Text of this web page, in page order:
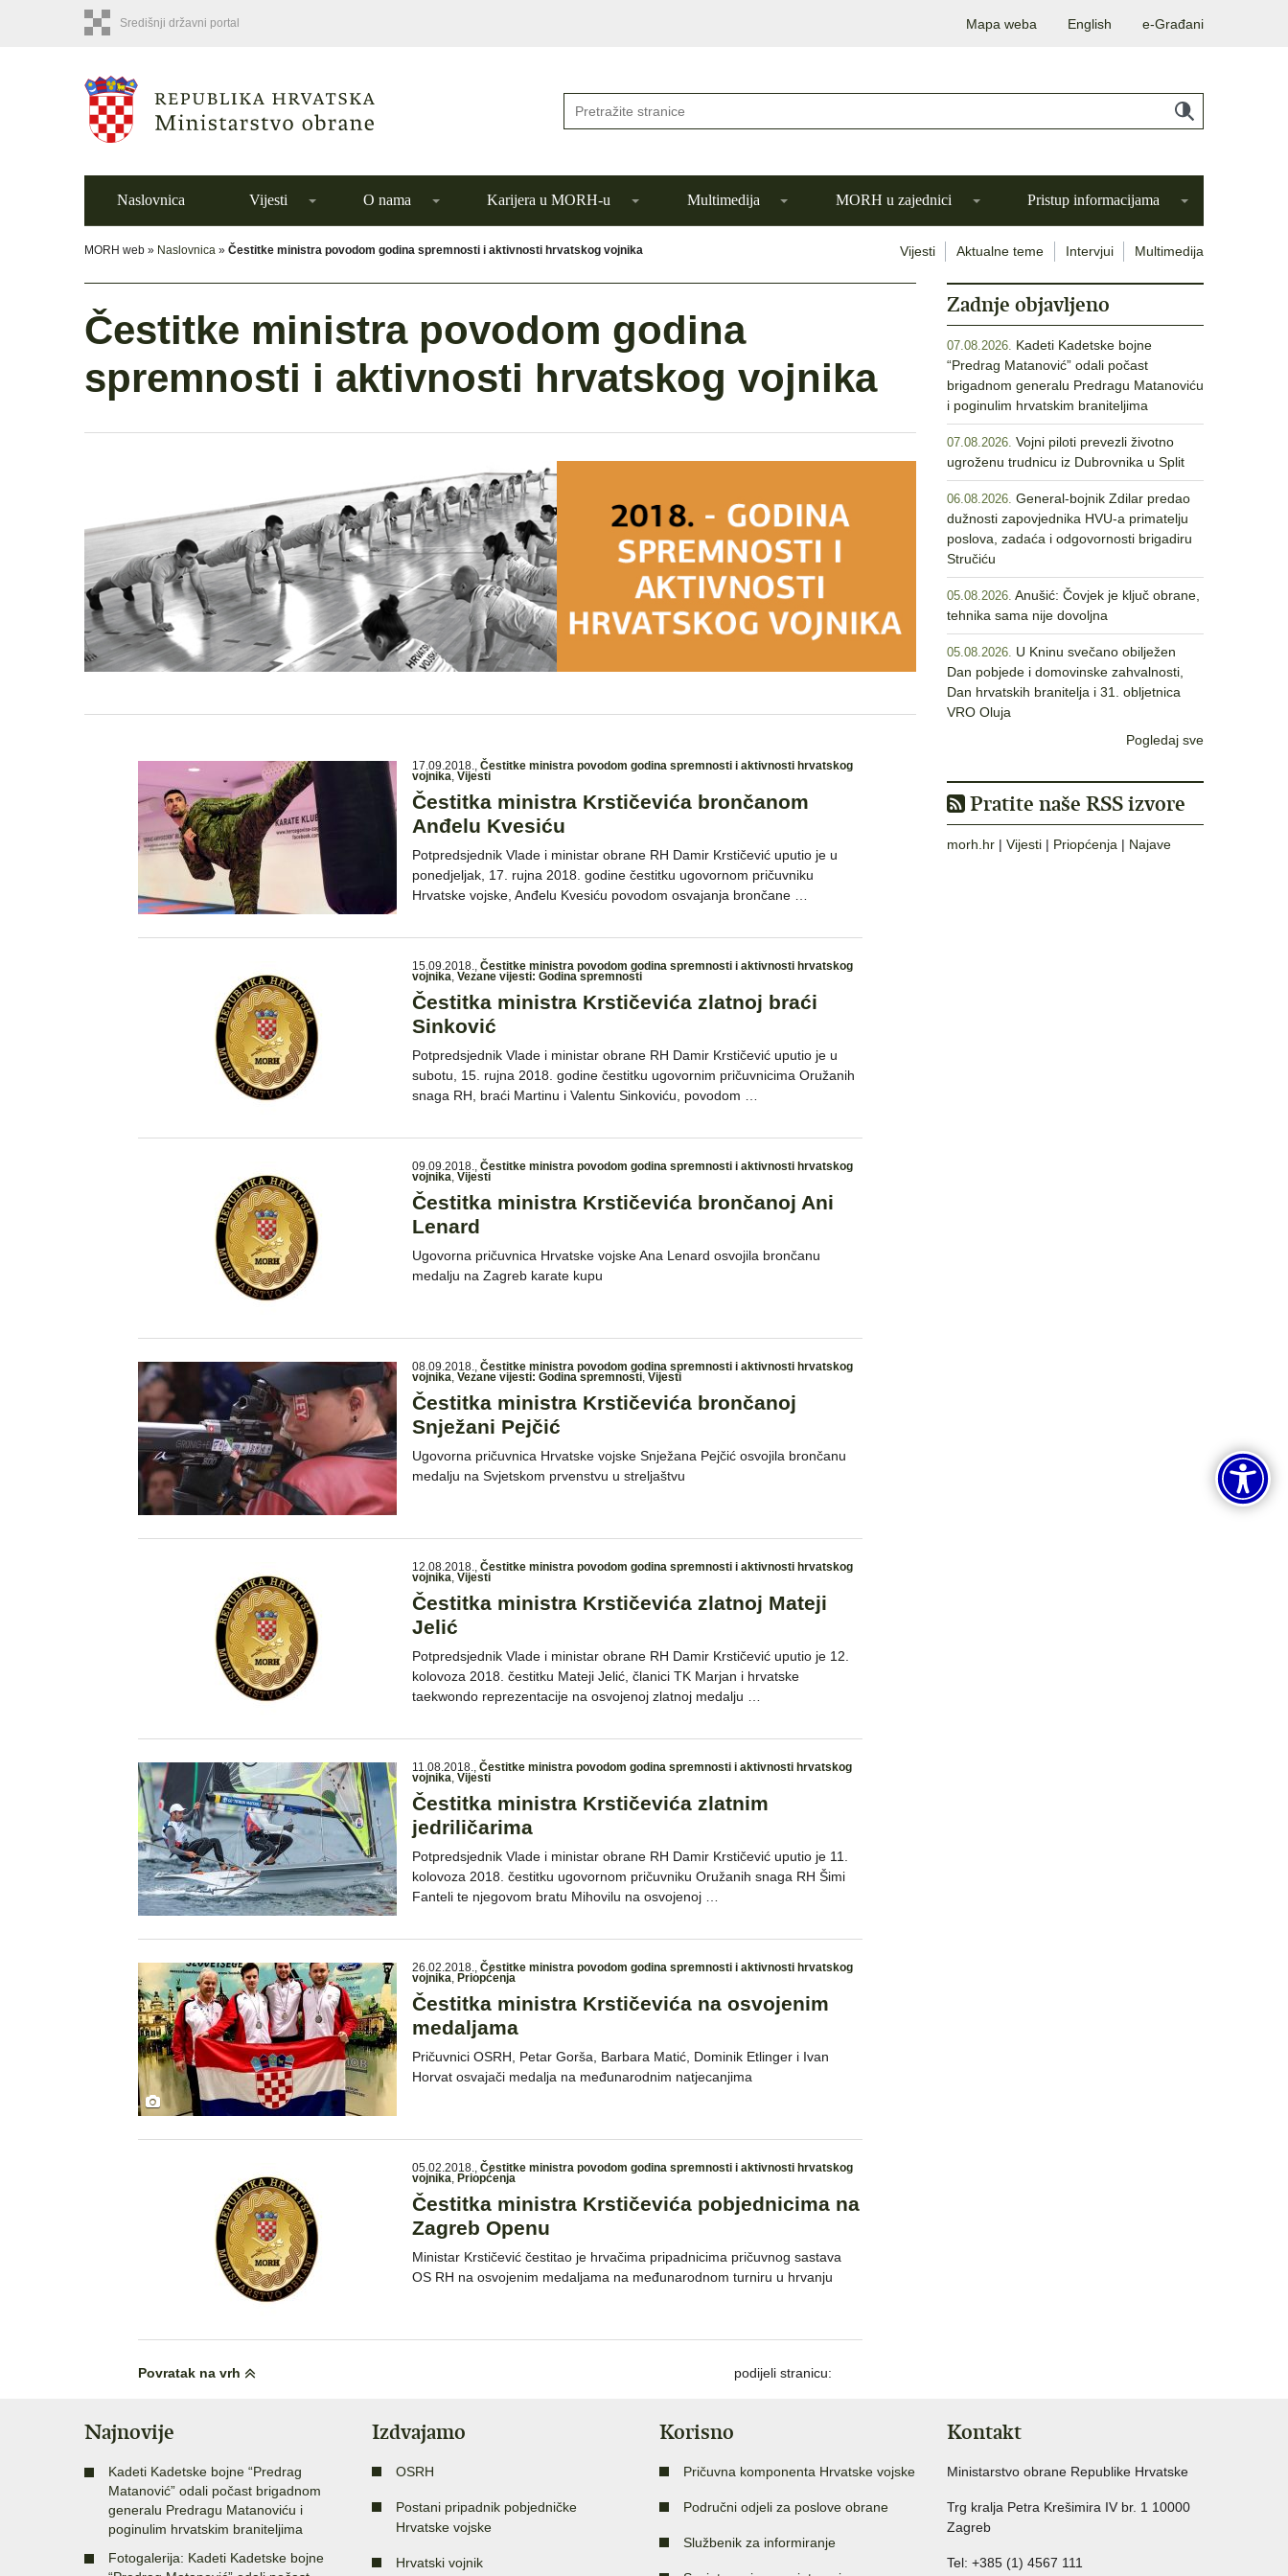
Središnji državni portal Mapa weba English e-Građani
Naslovnica Vijesti O nama Karijera u MORH-u Multimedija MORH u zajednici Pristup informacijama
MORH web » Naslovnica » Čestitke ministra povodom godina spremnosti i aktivnosti hrvatskog vojnika Vijesti Aktualne teme Intervjui Multimedija
Čestitke ministra povodom godina
spremnosti i aktivnosti hrvatskog vojnika
17.09.2018. Čestitke ministra povodom godina spremnosti i aktivnosti hrvatskog
vojnika Vijesti
Čestitka ministra Krstičevića brončanom
Anđelu Kvesiću
Potpredsjednik Vlade i ministar obrane RH Damir Krstičević uputio je u
ponedjeljak, 17. rujna 2018. godine čestitku ugovornom pričuvniku
Hrvatske vojske, Anđelu Kvesiću povodom osvajanja brončane …
15.09.2018. Čestitke ministra povodom godina spremnosti i aktivnosti hrvatskog
vojnika Vezane vijesti: Godina spremnosti
Čestitka ministra Krstičevića zlatnoj braći
Sinković
Potpredsjednik Vlade i ministar obrane RH Damir Krstičević uputio je u
subotu, 15. rujna 2018. godine čestitku ugovornim pričuvnicima Oružanih
snaga RH, braći Martinu i Valentu Sinkoviću, povodom …
09.09.2018. Čestitke ministra povodom godina spremnosti i aktivnosti hrvatskog
vojnika Vijesti
Čestitka ministra Krstičevića brončanoj Ani
Lenard
Ugovorna pričuvnica Hrvatske vojske Ana Lenard osvojila brončanu
medalju na Zagreb karate kupu
08.09.2018. Čestitke ministra povodom godina spremnosti i aktivnosti hrvatskog
vojnika Vezane vijesti: Godina spremnosti Vijesti
Čestitka ministra Krstičevića brončanoj
Snježani Pejčić
Ugovorna pričuvnica Hrvatske vojske Snježana Pejčić osvojila brončanu
medalju na Svjetskom prvenstvu u streljaštvu
12.08.2018. Čestitke ministra povodom godina spremnosti i aktivnosti hrvatskog
vojnika Vijesti
Čestitka ministra Krstičevića zlatnoj Mateji
Jelić
Potpredsjednik Vlade i ministar obrane RH Damir Krstičević uputio je 12.
kolovoza 2018. čestitku Mateji Jelić, članici TK Marjan i hrvatske
taekwondo reprezentacije na osvojenoj zlatnoj medalju …
11.08.2018. Čestitke ministra povodom godina spremnosti i aktivnosti hrvatskog
vojnika Vijesti
Čestitka ministra Krstičevića zlatnim
jedriličarima
Potpredsjednik Vlade i ministar obrane RH Damir Krstičević uputio je 11.
kolovoza 2018. čestitku ugovornom pričuvniku Oružanih snaga RH Šimi
Fanteli te njegovom bratu Mihovilu na osvojenoj …
26.02.2018. Čestitke ministra povodom godina spremnosti i aktivnosti hrvatskog
vojnika Priopćenja
Čestitka ministra Krstičevića na osvojenim
medaljama
Pričuvnici OSRH, Petar Gorša, Barbara Matić, Dominik Etlinger i Ivan
Horvat osvajači medalja na međunarodnim natjecanjima
05.02.2018. Čestitke ministra povodom godina spremnosti i aktivnosti hrvatskog
vojnika Priopćenja
Čestitka ministra Krstičevića pobjednicima na
Zagreb Openu
Ministar Krstičević čestitao je hrvačima pripadnicima pričuvnog sastava
OS RH na osvojenim medaljama na međunarodnom turniru u hrvanju
Povratak na vrh podijeli stranicu:
Zadnje objavljeno
07.08.2026. Kadeti Kadetske bojne
“Predrag Matanović” odali počast
brigadnom generalu Predragu Matanoviću
i poginulim hrvatskim braniteljima
07.08.2026. Vojni piloti prevezli životno
ugroženu trudnicu iz Dubrovnika u Split
06.08.2026. General-bojnik Zdilar predao
dužnosti zapovjednika HVU-a primatelju
poslova, zadaća i odgovornosti brigadiru
Stručiću
05.08.2026. Anušić: Čovjek je ključ obrane,
tehnika sama nije dovoljna
05.08.2026. U Kninu svečano obilježen
Dan pobjede i domovinske zahvalnosti,
Dan hrvatskih branitelja i 31. obljetnica
VRO Oluja
Pogledaj sve
Pratite naše RSS izvore
morh.hr | Vijesti | Priopćenja | Najave
Najnovije
Kadeti Kadetske bojne “Predrag
Matanović” odali počast brigadnom
generalu Predragu Matanoviću i
poginulim hrvatskim braniteljima
Fotogalerija: Kadeti Kadetske bojne
Izdvajamo
OSRH
Postani pripadnik pobjedničke
Hrvatske vojske
Hrvatski vojnik
Korisno
Pričuvna komponenta Hrvatske vojske
Područni odjeli za poslove obrane
Službenik za informiranje
Kontakt
Ministarstvo obrane Republike Hrvatske
Trg kralja Petra Krešimira IV br. 1 10000
Zagreb
Tel: +385 (1) 4567 111